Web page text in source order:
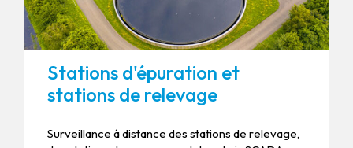
Stations d'épuration et
stations de relevage
Surveillance à distance des stations de relevage,